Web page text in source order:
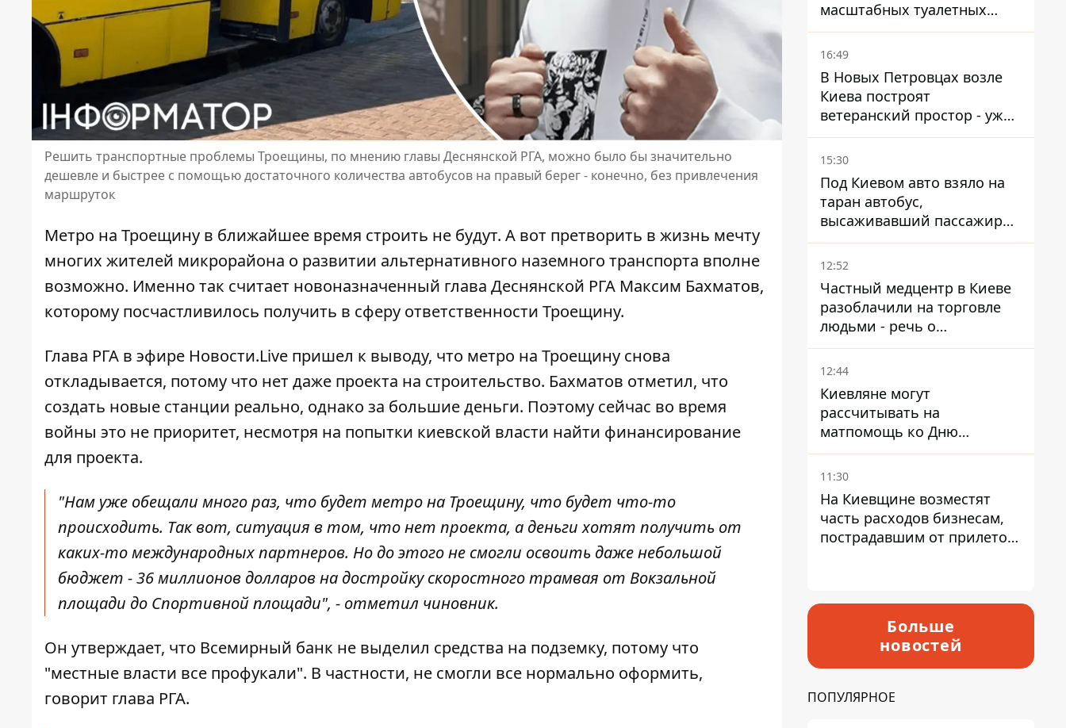
Решить транспортные проблемы Троещины, по мнению главы Деснянской РГА, можно было бы значительно
дешевле и быстрее с помощью достаточного количества автобусов на правый берег - конечно, без привлечения
маршруток
Метро на Троещину в ближайшее время строить не будут. А вот претворить в жизнь мечту
многих жителей микрорайона о развитии альтернативного наземного транспорта вполне
возможно. Именно так считает новоназначенный глава Деснянской РГА Максим Бахматов,
которому посчастливилось получить в сферу ответственности Троещину.
Глава РГА в эфире Новости.Live пришел к выводу, что метро на Троещину снова
откладывается, потому что нет даже проекта на строительство. Бахматов отметил, что
создать новые станции реально, однако за большие деньги. Поэтому сейчас во время
войны это не приоритет, несмотря на попытки киевской власти найти финансирование
для проекта.
"Нам уже обещали много раз, что будет метро на Троещину, что будет что-то
происходить. Так вот, ситуация в том, что нет проекта, а деньги хотят получить от
каких-то международных партнеров. Но до этого не смогли освоить даже небольшой
бюджет - 36 миллионов долларов на достройку скоростного трамвая от Вокзальной
площади до Спортивной площади", - отметил чиновник.
Он утверждает, что Всемирный банк не выделил средства на подземку, потому что
"местные власти все профукали". В частности, не смогли все нормально оформить,
говорит глава РГА.
масштабных туалетных
схем с фиктивным домом
16:49
В Новых Петровцах возле
Киева построят
ветеранский простор - уже
нашли проектанта
15:30
Под Киевом авто взяло на
таран автобус,
высаживавший пассажиров
на остановке - пассажир в
больнице
12:52
Частный медцентр в Киеве
разоблачили на торговле
людьми - речь о
суррогатном материнстве
12:44
Киевляне могут
рассчитывать на
матпомощь ко Дню
независимости - кому ее
дадут
11:30
На Киевщине возместят
часть расходов бизнесам,
пострадавшим от прилетов
Больше
новостей
ПОПУЛЯРНОЕ